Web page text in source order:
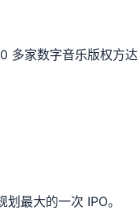
多家数字音乐版权方
最大的一次 IPO。